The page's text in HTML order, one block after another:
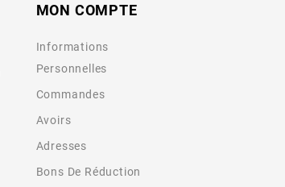
MON COMPTE
Informations
Personnelles
Commandes
Avoirs
Adresses
Bons De Réduction